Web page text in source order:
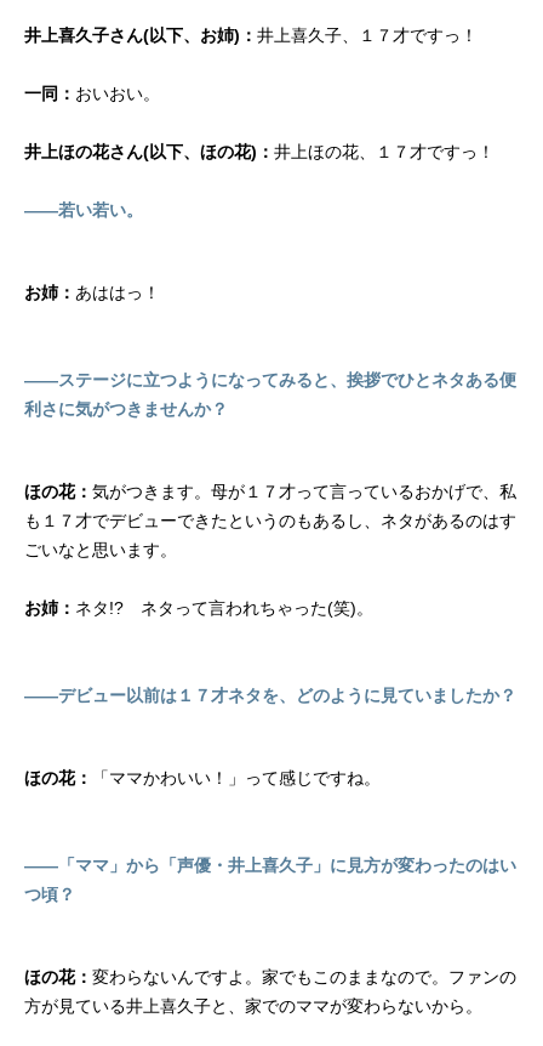
井上喜久子さん(以下、お姉)： 井上喜久子、１７才ですっ！
一同： おいおい。
井上ほの花さん(以下、ほの花)： 井上ほの花、１７才ですっ！
――若い若い。
お姉： あははっ！
――ステージに立つようになってみると、挨拶でひとネタある便
利さに気がつきませんか？
ほの花： 気がつきます。母が１７才って言っているおかげで、私
も１７才でデビューできたというのもあるし、ネタがあるのはす
ごいなと思います。
お姉： ネタ!? ネタって言われちゃった(笑)。
――デビュー以前は１７才ネタを、どのように見ていましたか？
ほの花： 「ママかわいい！」って感じですね。
――「ママ」から「声優・井上喜久子」に見方が変わったのはい
つ頃？
ほの花： 変わらないんですよ。家でもこのままなので。ファンの
方が見ている井上喜久子と、家でのママが変わらないから。